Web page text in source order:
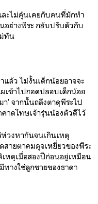
ะไม่คุ้นเคยกับคนที่มักทำ
อย่างพีระ กลับปรับตัวกับ
ทัน
ล้ว ไม่งั้นเด็กน้อยอาจจะ
เข้าไปกอดปลอบเด็กน้อย
’ จากนั้นถลึงตาดุพีระไป
ดโทษเจ้ารุ่นน้องตัวดีไว้
วงหากันจนเกินเหตุ
ายตาคมดุจเหยี่ยวของพีระ
เหตุเมื่อสองปีก่อนอยู่เหมือน
างใช่ลูกชายของธาดา